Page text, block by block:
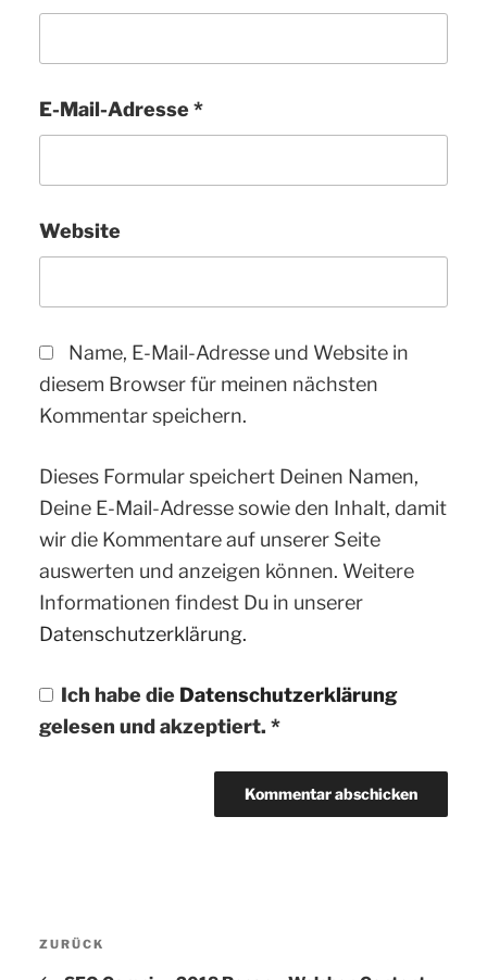
E-Mail-Adresse *
Website
Name, E-Mail-Adresse und Website in
diesem Browser für meinen nächsten
Kommentar speichern.
Dieses Formular speichert Deinen Namen,
Deine E-Mail-Adresse sowie den Inhalt, damit
wir die Kommentare auf unserer Seite
auswerten und anzeigen können. Weitere
Informationen findest Du in unserer
Datenschutzerklärung.
Ich habe die Datenschutzerklärung
gelesen und akzeptiert. *
Vorheriger
ZURÜCK